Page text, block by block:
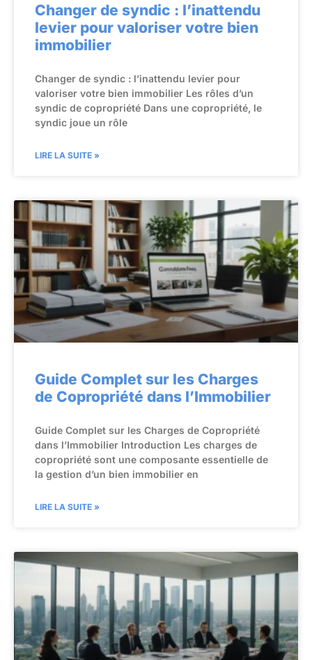
Changer de syndic : l’inattendu
levier pour valoriser votre bien
immobilier
Changer de syndic : l’inattendu levier pour
valoriser votre bien immobilier Les rôles d’un
syndic de copropriété Dans une copropriété, le
syndic joue un rôle
LIRE LA SUITE »
Guide Complet sur les Charges
de Copropriété dans l’Immobilier
Guide Complet sur les Charges de Copropriété
dans l’Immobilier Introduction Les charges de
copropriété sont une composante essentielle de
la gestion d’un bien immobilier en
LIRE LA SUITE »